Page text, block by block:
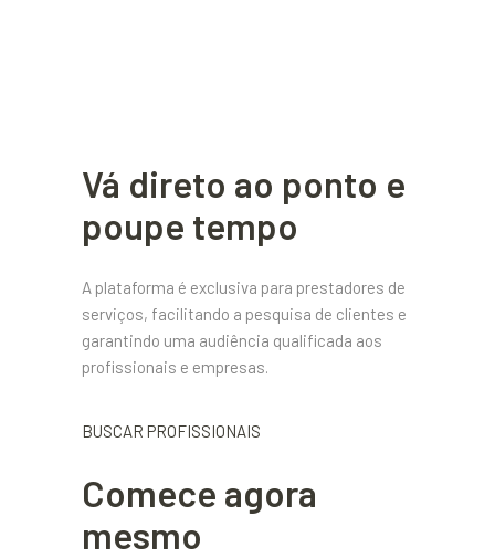
Vá direto ao ponto e
poupe tempo
A plataforma é exclusiva para prestadores de
serviços, facilitando a pesquisa de clientes e
garantindo uma audiência qualificada aos
profissionais e empresas.
BUSCAR PROFISSIONAIS
Comece agora
mesmo